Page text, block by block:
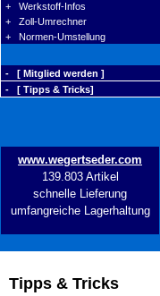
+ Werkstoff-Infos
+ Zoll-Umrechner
+ Normen-Umstellung
- [ Mitglied werden ]
- [ Tipps & Tricks]
www.wegertseder.com
139.803 Artikel
schnelle Lieferung
umfangreiche Lagerhaltung
Tipps & Tricks